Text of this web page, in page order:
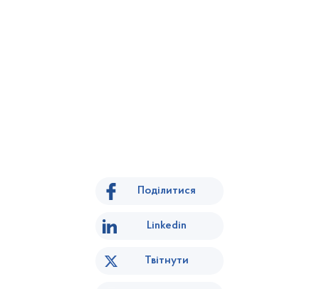
Поділитися
Linkedin
Твітнути